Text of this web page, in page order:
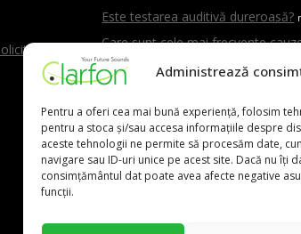
Administrează
Pentru a oferi cea mai bună experiență, folosim
pentru a stoca și/sau accesa informațiile despre
aceste tehnologii ne permite să procesăm date,
navigare sau ID-uri unice pe acest site. Dacă nu îți
consimțământul dat poate avea afecte negative
funcții.
Este testarea auditivă dureroasă?
Care sunt cele mai frecvente
mai 15, 2026
Cand trebuie sa mergi la ORL mai
Aparat auditiv versus amplificator
de ce contează evaluarea